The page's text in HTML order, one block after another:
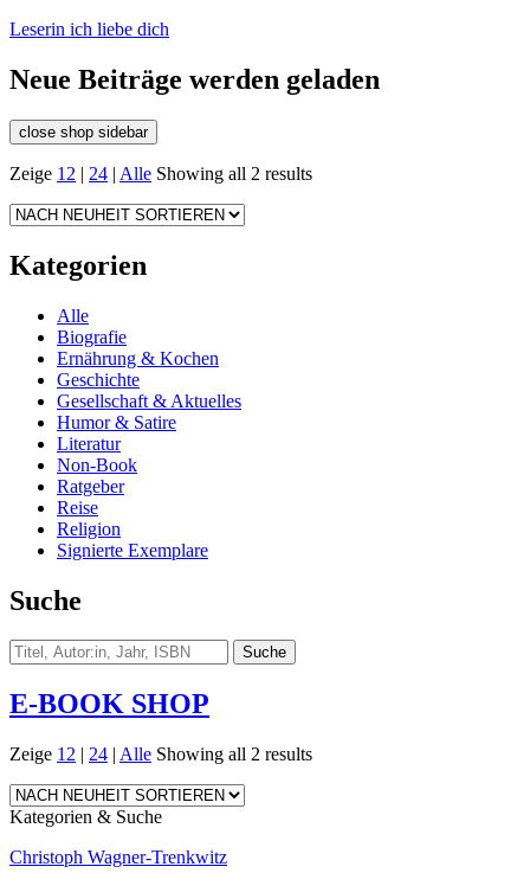
Leserin ich liebe dich
Neue Beiträge werden geladen
close shop sidebar
Zeige 12 | 24 | Alle Showing all 2 results
Kategorien
Alle
Biografie
Ernährung & Kochen
Geschichte
Gesellschaft & Aktuelles
Humor & Satire
Literatur
Non-Book
Ratgeber
Reise
Religion
Signierte Exemplare
Suche
E-BOOK SHOP
Zeige 12 | 24 | Alle Showing all 2 results
Kategorien & Suche
Christoph Wagner-Trenkwitz